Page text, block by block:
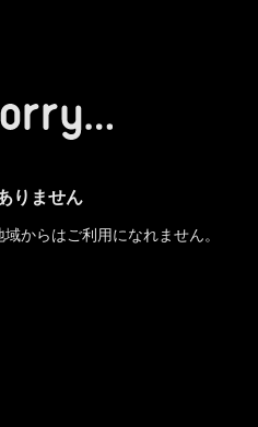
りません
からはご利用になれません。